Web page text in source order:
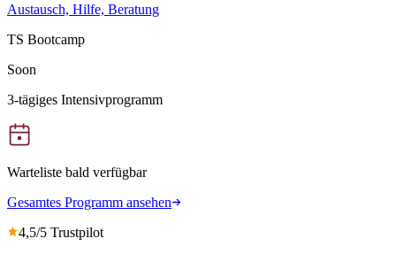
Austausch, Hilfe, Beratung
TS Bootcamp
Soon
3-tägiges Intensivprogramm
Warteliste bald verfügbar
Gesamtes Programm ansehen
4,5/5 Trustpilot